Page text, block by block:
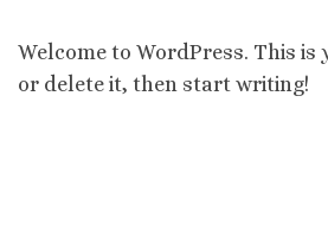
Welcome to WordPress. This
or delete it, then start writing!